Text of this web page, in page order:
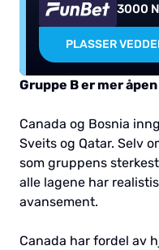
3000
PLASSER
Gruppe B er mer
Canada og Bosnia
Sveits og Qatar. Selv
som gruppens
alle lagene har
avansement.
Canada har fordel av